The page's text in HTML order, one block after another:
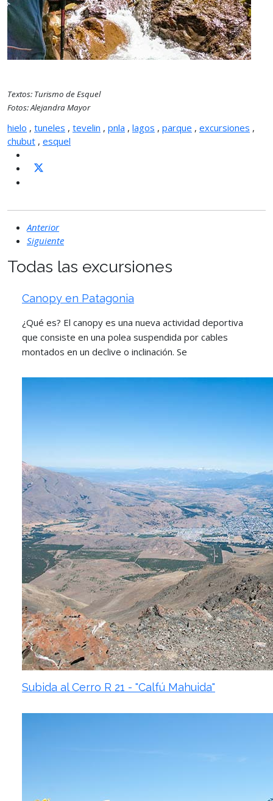
Textos: Turismo de Esquel
Fotos: Alejandra Mayor
hielo , tuneles , tevelin , pnla , lagos , parque , excursiones ,
chubut , esquel
Anterior
Siguiente
Todas las excursiones
Canopy en Patagonia
¿Qué es? El canopy es una nueva actividad deportiva
que consiste en una polea suspendida por cables
montados en un declive o inclinación. Se
Subida al Cerro R 21 - "Calfú Mahuida"